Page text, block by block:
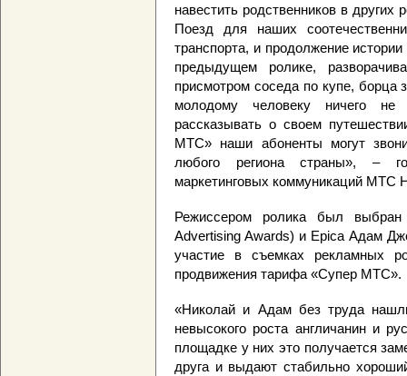
навестить родственников в других
Поезд для наших
транспорта, и продолжение
предыдущем ролике,
присмотром соседа по купе, борца
молодому человеку ничего
рассказывать о своем
МТС» наши абоненты могут
любого региона страны», –
маркетинговых коммуникаций МТС
Режиссером ролика был выбран
Advertising Awards) и Epica Адам
участие в съемках рекламных
продвижения тарифа «Супер МТС».
«Николай и Адам без труда
невысокого роста англичанин и
площадке у них это получается
друга и выдают стабильно